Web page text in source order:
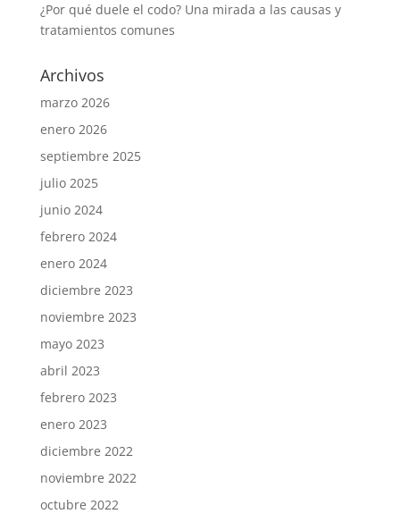
¿Por qué duele el codo? Una mirada a las causas y
tratamientos comunes
Archivos
marzo 2026
enero 2026
septiembre 2025
julio 2025
junio 2024
febrero 2024
enero 2024
diciembre 2023
noviembre 2023
mayo 2023
abril 2023
febrero 2023
enero 2023
diciembre 2022
noviembre 2022
octubre 2022